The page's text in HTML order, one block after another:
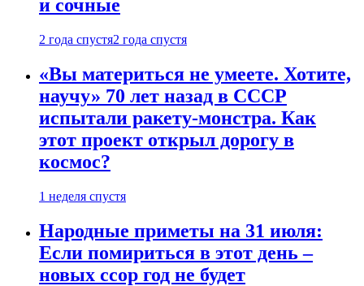
и сочные
2 года спустя2 года спустя
«Вы материться не умеете. Хотите,
научу» 70 лет назад в СССР
испытали ракету-монстра. Как
этот проект открыл дорогу в
космос?
1 неделя спустя
Народные приметы на 31 июля:
Если помириться в этот день –
новых ссор год не будет